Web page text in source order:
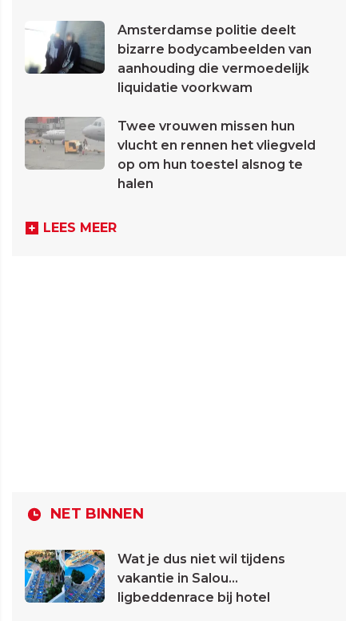
Amsterdamse politie deelt
bizarre bodycambeelden van
aanhouding die vermoedelijk
liquidatie voorkwam
Twee vrouwen missen hun
vlucht en rennen het vliegveld
op om hun toestel alsnog te
halen
LEES MEER
NET BINNEN
Wat je dus niet wil tijdens
vakantie in Salou...
ligbeddenrace bij hotel